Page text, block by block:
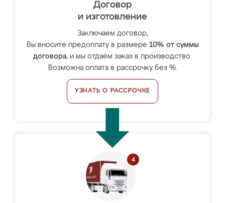
Договор
и изготовление
Заключаем договор,
Вы вносите предоплату в размере 10% от суммы
договора, и мы отдаём заказ в производство.
Возможна оплата в рассрочку без %.
УЗНАТЬ О РАССРОЧКЕ